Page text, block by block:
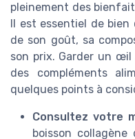
pleinement des
Il est essentiel de
de son goût, sa
son prix. Garder un
des compléments
quelques points à
Consultez votre
boisson